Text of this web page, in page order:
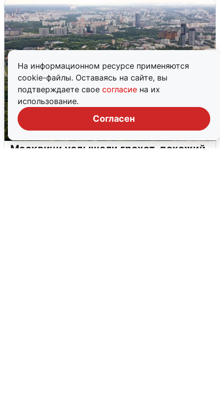
На информационном ресурсе применяются
cookie-файлы. Оставаясь на сайте, вы
подтверждаете свое согласие на их
использование.
Согласен
Москвичи услышали грохот, похожий